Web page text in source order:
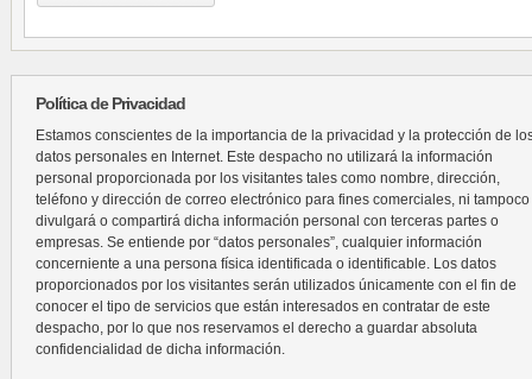
Política de Privacidad
Estamos conscientes de la importancia de la privacidad y la protección de
datos personales en Internet. Este despacho no utilizará la información
personal proporcionada por los visitantes tales como nombre, dirección,
teléfono y dirección de correo electrónico para fines comerciales, ni tampoco
divulgará o compartirá dicha información personal con terceras partes o
empresas. Se entiende por “datos personales”, cualquier información
concerniente a una persona física identificada o identificable. Los datos
proporcionados por los visitantes serán utilizados únicamente con el fin de
conocer el tipo de servicios que están interesados en contratar de este
despacho, por lo que nos reservamos el derecho a guardar absoluta
confidencialidad de dicha información.